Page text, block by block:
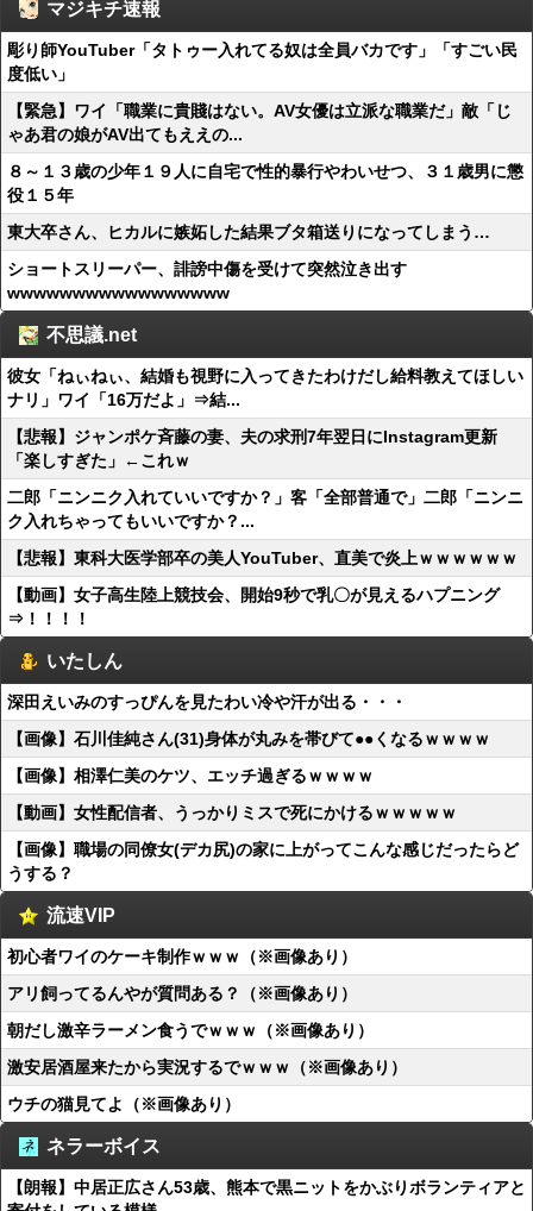
マジキチ速報
彫り師YouTuber「タトゥー入れてる奴は全員バカです」「すごい民
度低い」
【緊急】ワイ「職業に貴賤はない。AV女優は立派な職業だ」敵「じ
ゃあ君の娘がAV出てもええの...
８～１３歳の少年１９人に自宅で性的暴行やわいせつ、３１歳男に懲
役１５年
東大卒さん、ヒカルに嫉妬した結果ブタ箱送りになってしまう…
ショートスリーパー、誹謗中傷を受けて突然泣き出す
wwwwwwwwwwwwwwwww
不思議.net
彼女「ねぃねぃ、結婚も視野に入ってきたわけだし給料教えてほしい
ナリ」ワイ「16万だよ」⇒結...
【悲報】ジャンポケ斉藤の妻、夫の求刑7年翌日にInstagram更新
「楽しすぎた」←これｗ
二郎「ニンニク入れていいですか？」客「全部普通で」二郎「ニンニ
ク入れちゃってもいいですか？...
【悲報】東科大医学部卒の美人YouTuber、直美で炎上ｗｗｗｗｗｗ
【動画】女子高生陸上競技会、開始9秒で乳〇が見えるハプニング
⇒！！！！
いたしん
深田えいみのすっぴんを見たわい冷や汗が出る・・・
【画像】石川佳純さん(31)身体が丸みを帯びて●●くなるｗｗｗｗ
【画像】相澤仁美のケツ、エッチ過ぎるｗｗｗｗ
【動画】女性配信者、うっかりミスで死にかけるｗｗｗｗｗ
【画像】職場の同僚女(デカ尻)の家に上がってこんな感じだったらど
うする？
流速VIP
初心者ワイのケーキ制作ｗｗｗ（※画像あり）
アリ飼ってるんやが質問ある？（※画像あり）
朝だし激辛ラーメン食うでｗｗｗ（※画像あり）
激安居酒屋来たから実況するでｗｗｗ（※画像あり）
ウチの猫見てよ（※画像あり）
ネラーボイス
【朗報】中居正広さん53歳、熊本で黒ニットをかぶりボランティアと